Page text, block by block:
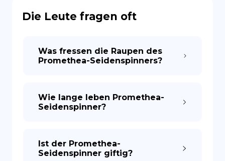
Die Leute fragen oft
Was fressen die Raupen des
Promethea-Seidenspinners?
Wie lange leben Promethea-
Seidenspinner?
Ist der Promethea-
Seidenspinner giftig?